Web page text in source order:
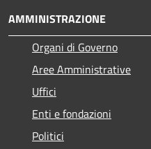
AMMINISTRAZIONE
Organi di Governo
Aree Amministrative
Uffici
Enti e fondazioni
Politici